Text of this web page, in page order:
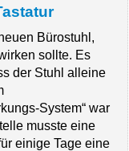
Bürostuhl,
sollte. Es
der Stuhl alleine
System“ war
musste eine
einige Tage eine